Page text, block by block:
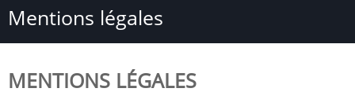
Mentions légales
MENTIONS LÉGALES